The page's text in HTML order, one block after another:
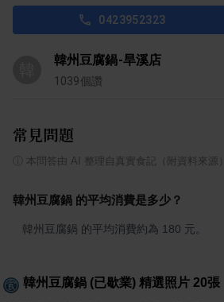
0423952323
韓州豆腐鍋-旱溪店
1039個讚
常見問題
本問答由 AI 整理自真實食記（附資料來源）
韓州豆腐鍋 的平均消費是多少？
韓州豆腐鍋 的平均消費約為 180 元。
韓州豆腐鍋 (已歇業) 精選照片 20張